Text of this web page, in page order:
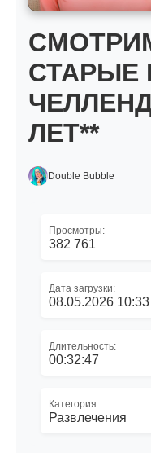
СТАРЫЕ
ЛЕТ**
Double Bubble
Просмотры:
382 761
Дата загрузки:
08.05.2026 10:33
Длительность:
00:32:47
Категория:
Развлечения